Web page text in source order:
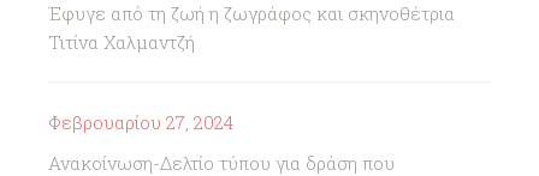
Έφυγε από τη ζωή η ζωγράφος και σκηνοθέτρια
Τιτίνα Χαλμαντζή
Φεβρουαρίου 27, 2024
Ανακοίνωση-Δελτίο τύπου για δράση που